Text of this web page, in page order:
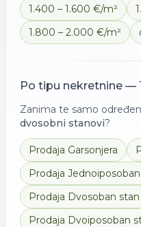
1.400 – 1.600 €/m²
1.800 – 2.000 €/m²
Po tipu nekretnine —
Zanima te samo
dvosobni stanovi?
Prodaja Garsonjera
Prodaja
Prodaja Dvosoban stan
Prodaja Dvoiposoban